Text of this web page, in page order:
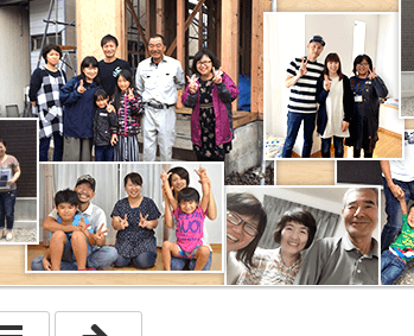
断熱気密施工が命の雪国住宅」